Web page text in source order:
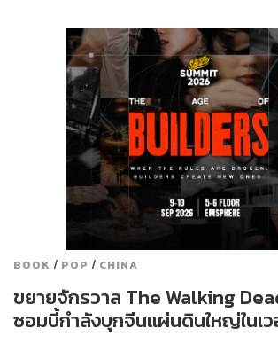
BOOK / POP / CHINA
ขยายจักรวาล The Walking
ซอมบี้กำลังบุกจีนแผ่นดินใหญ่ในเ